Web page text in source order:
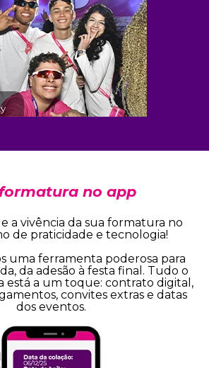
no app
a vivência da sua formatura no
de praticidade e tecnologia!
uma ferramenta poderosa para
da adesão à festa final. Tudo o
está a um toque: contrato digital,
convites extras e datas
dos eventos.